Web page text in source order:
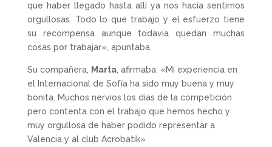
que haber llegado hasta allí ya nos hacía sentirnos
orgullosas. Todo lo que trabajo y el esfuerzo tiene
su recompensa aunque todavía quedan muchas
cosas por trabajar», apuntaba.
Su compañera, Marta, afirmaba: «Mi experiencia en
el Internacional de Sofía ha sido muy buena y muy
bonita. Muchos nervios los días de la competición
pero contenta con el trabajo que hemos hecho y
muy orgullosa de haber podido representar a
Valencia y al club Acrobatik»